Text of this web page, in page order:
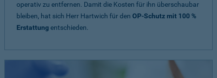
operativ zu entfernen. Damit die Kosten für ihn überschaubar
bleiben, hat sich Herr Hartwich für den OP-Schutz mit 100 %
Erstattung entschieden.